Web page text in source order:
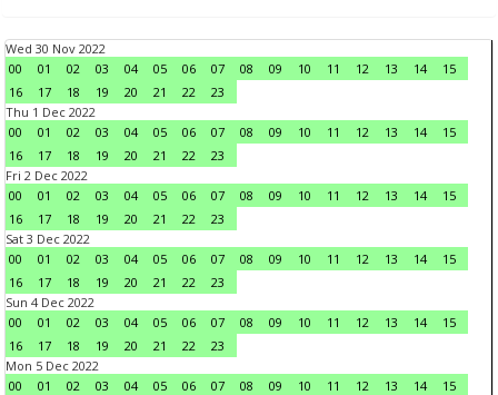
Wed 30 Nov 2022
00
01 02 03 04 05 06 07 08 09 10 11 12 13 14
15
16
17 18 19 20 21 22
23
Thu 1 Dec 2022
00
01 02 03 04 05 06 07 08 09 10 11 12 13 14
15
16
17 18 19 20 21 22
23
Fri 2 Dec 2022
00
01 02 03 04 05 06 07 08 09 10 11 12 13 14
15
16
17 18 19 20 21 22
23
Sat 3 Dec 2022
00
01 02 03 04 05 06 07 08 09 10 11 12 13 14
15
16
17 18 19 20 21 22
23
Sun 4 Dec 2022
00
01 02 03 04 05 06 07 08 09 10 11 12 13 14
15
16
17 18 19 20 21 22
23
Mon 5 Dec 2022
00
01 02 03 04 05 06 07 08 09 10 11 12 13 14
15